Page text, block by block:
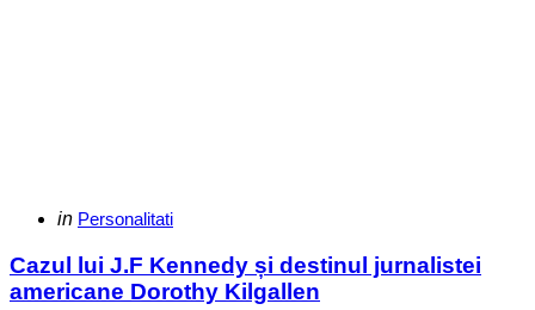
Categories
Posted
in Personalitati
Cazul lui J.F Kennedy și destinul jurnalistei
americane Dorothy Kilgallen